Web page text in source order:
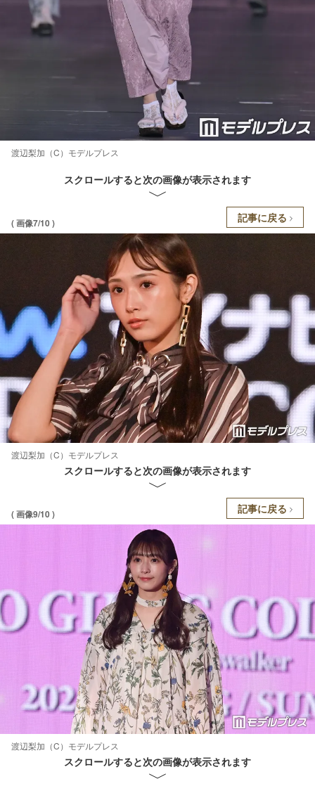
渡辺梨加（C）モデルプレス
スクロールすると次の画像が表示されます
( 画像7/10 ) 記事に戻る
渡辺梨加（C）モデルプレス
スクロールすると次の画像が表示されます
( 画像9/10 ) 記事に戻る
渡辺梨加（C）モデルプレス
スクロールすると次の画像が表示されます